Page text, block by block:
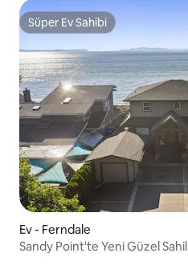
Süper Ev Sahibi
Süper Ev Sahibi
Ev - Ferndale
Sandy Point'te Yeni Güzel Sahil